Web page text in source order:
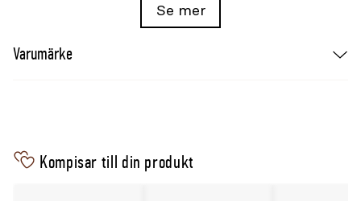
De elastiska resårpartierna på sidorna gör
dessutom skorna smidiga att ta på och av samt
ger en följsam passform runt foten.
stallarbete
Se mer
Varumärke
Kompisar till din produkt